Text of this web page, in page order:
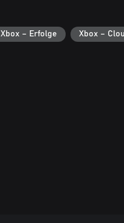
Xbox – Erfolge Xbox –